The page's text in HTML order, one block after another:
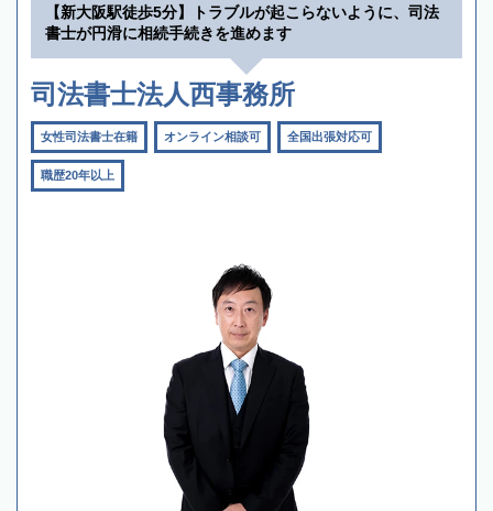
【新大阪駅徒歩5分】トラブルが起こらないように、司法
書士が円滑に相続手続きを進めます
司法書士法人西事務所
女性司法書士在籍 オンライン相談可 全国出張対応可
職歴20年以上